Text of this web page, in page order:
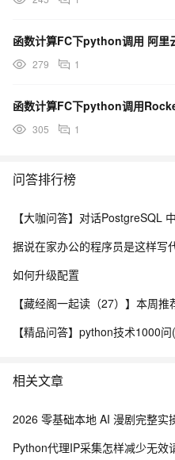
279 1
函数计算FC下python调用
305 1
问答排行榜
据说在家办公的程序员是这样写
如何升级配置
【精品问答】python技术1000问
相关文章
Python代理IP采集怎样减少无效